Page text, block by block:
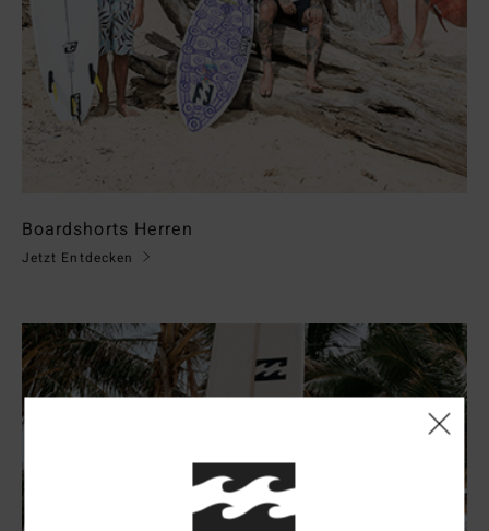
Boardshorts Herren
Jetzt Entdecken